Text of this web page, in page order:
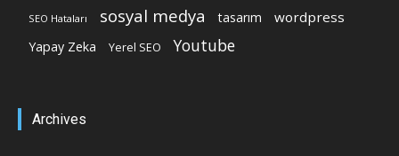
SEO Hataları sosyal medya tasarım wordpress
Yapay Zeka Yerel SEO Youtube
Archives